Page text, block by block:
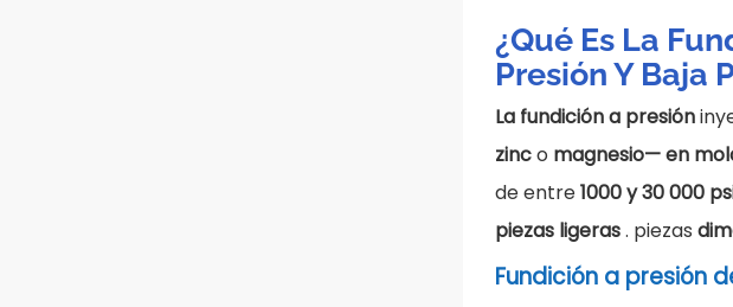
¿Qué Es La
Presión Y Baja
La fundición a presión
zinco magnesio—en
de entre1000 y 30 000
piezas ligeras. piezas
Fundición a presión